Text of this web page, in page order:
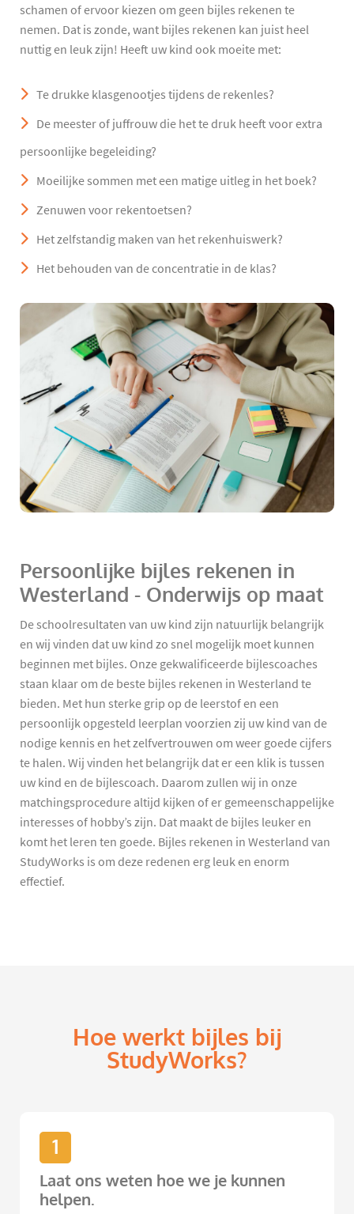
schamen of ervoor kiezen om geen bijles rekenen te
nemen. Dat is zonde, want bijles rekenen kan juist heel
nuttig en leuk zijn! Heeft uw kind ook moeite met:
Te drukke klasgenootjes tijdens de rekenles?
De meester of juffrouw die het te druk heeft voor extra
persoonlijke begeleiding?
Moeilijke sommen met een matige uitleg in het boek?
Zenuwen voor rekentoetsen?
Het zelfstandig maken van het rekenhuiswerk?
Het behouden van de concentratie in de klas?
Persoonlijke bijles rekenen in
Westerland - Onderwijs op maat
De schoolresultaten van uw kind zijn natuurlijk belangrijk
en wij vinden dat uw kind zo snel mogelijk moet kunnen
beginnen met bijles. Onze gekwalificeerde bijlescoaches
staan klaar om de beste bijles rekenen in Westerland te
bieden. Met hun sterke grip op de leerstof en een
persoonlijk opgesteld leerplan voorzien zij uw kind van de
nodige kennis en het zelfvertrouwen om weer goede cijfers
te halen. Wij vinden het belangrijk dat er een klik is tussen
uw kind en de bijlescoach. Daarom zullen wij in onze
matchingsprocedure altijd kijken of er gemeenschappelijke
interesses of hobby’s zijn. Dat maakt de bijles leuker en
komt het leren ten goede. Bijles rekenen in Westerland van
StudyWorks is om deze redenen erg leuk en enorm
effectief.
Hoe werkt bijles bij
StudyWorks?
1
Laat ons weten hoe we je kunnen
helpen.